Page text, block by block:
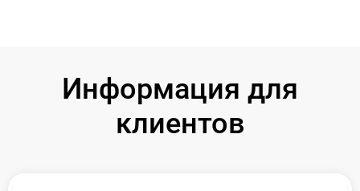
Информация для
клиентов